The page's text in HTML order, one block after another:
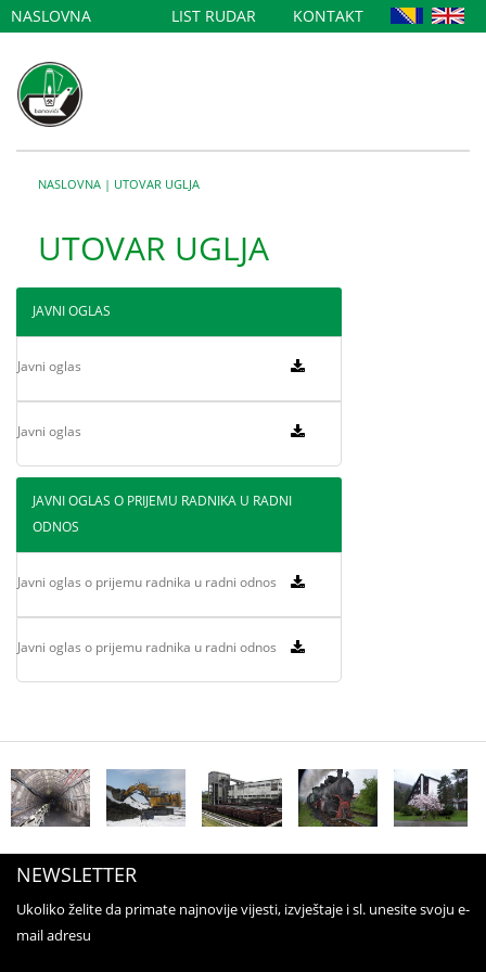
NASLOVNA LIST RUDAR KONTAKT
NASLOVNA | UTOVAR UGLJA
UTOVAR UGLJA
JAVNI OGLAS
Javni oglas
Javni oglas
JAVNI OGLAS O PRIJEMU RADNIKA U RADNI
ODNOS
Javni oglas o prijemu radnika u radni odnos
Javni oglas o prijemu radnika u radni odnos
NEWSLETTER
Ukoliko želite da primate najnovije vijesti, izvještaje i sl. unesite svoju e-
mail adresu